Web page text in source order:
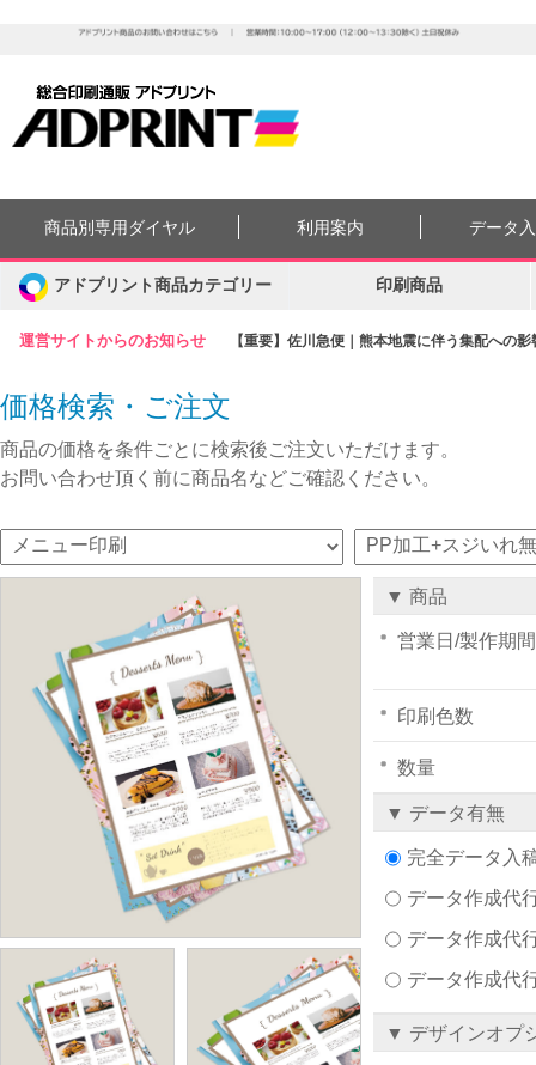
運営サイトからのお知らせ 【重要】佐川急便｜熊本地震に伴う集配への
商品別専用ダイヤル 利用案内 データ
アドプリント商品カテゴリー 印刷商品
価格検索・ご注文
商品の価格を条件ごとに検索後ご注文いただけます。
お問い合わせ頂く前に商品名などご確認ください。
▼ 商品
営業日/製作期間
印刷色数
数量
▼ データ有無
完全データ入
データ作成代
データ作成代
データ作成代
▼ デザインオプ